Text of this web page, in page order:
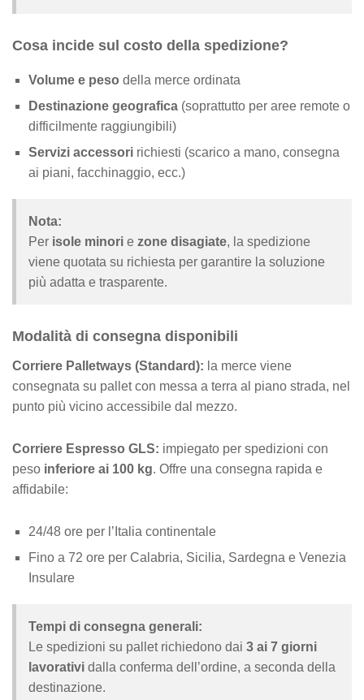
Cosa incide sul costo della spedizione?
Volume e peso della merce ordinata
Destinazione geografica (soprattutto per aree remote o
difficilmente raggiungibili)
Servizi accessori richiesti (scarico a mano, consegna
ai piani, facchinaggio, ecc.)
Nota:
Per isole minori e zone disagiate, la spedizione
viene quotata su richiesta per garantire la soluzione
più adatta e trasparente.
Modalità di consegna disponibili
Corriere Palletways (Standard): la merce viene
consegnata su pallet con messa a terra al piano strada, nel
punto più vicino accessibile dal mezzo.
Corriere Espresso GLS: impiegato per spedizioni con
peso inferiore ai 100 kg. Offre una consegna rapida e
affidabile:
24/48 ore per l’Italia continentale
Fino a 72 ore per Calabria, Sicilia, Sardegna e Venezia
Insulare
Tempi di consegna generali:
Le spedizioni su pallet richiedono dai 3 ai 7 giorni
lavorativi dalla conferma dell’ordine, a seconda della
destinazione.